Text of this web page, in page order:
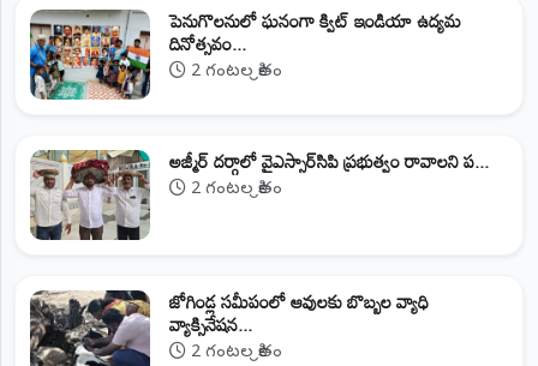
పెనుగొలనులో ఘనంగా క్విట్ ఇండియా ఉద్యమ
దినోత్సవం...
2 గంటల క్రితం
అజ్మీర్ దర్గాలో వైఎస్సార్‌సిపి ప్రభుత్వం రావాలని ప...
2 గంటల క్రితం
జోగిండ్ల సమీపంలో ఆవులకు బొబ్బల వ్యాధి
వ్యాక్సినేషన...
2 గంటల క్రితం